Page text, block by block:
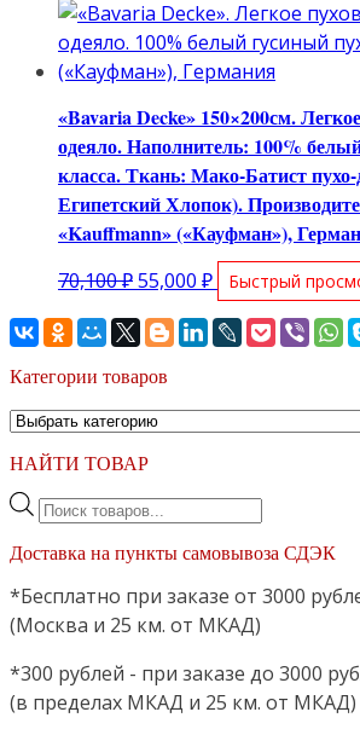
«Bavaria Decke» 150×200см.
одеяло. Наполнитель: 100%
класса. Ткань: Мако-Батист
Египетский Хлопок).
«Kauffmann» («Кауфман»),
70,100₽ Первоначальная
составляла
55,000 ₽Текущая
цена:
55,000 ₽.
Быстрый
Категории товаров
НАЙТИ ТОВАР
Поиск
Доставка на пункты самовывоза СДЭК
*Бесплатно при заказе от 3000
(Москва и 25 км. от МКАД)
*300 рублей - при заказе до 3000
(в пределах МКАД и 25 км. от МКАД)